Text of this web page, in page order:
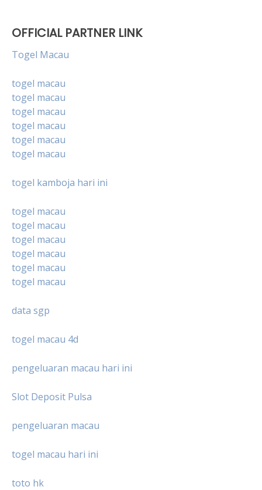
OFFICIAL PARTNER LINK
Togel Macau
togel macau
togel macau
togel macau
togel macau
togel macau
togel macau
togel kamboja hari ini
togel macau
togel macau
togel macau
togel macau
togel macau
togel macau
data sgp
togel macau 4d
pengeluaran macau hari ini
Slot Deposit Pulsa
pengeluaran macau
togel macau hari ini
toto hk